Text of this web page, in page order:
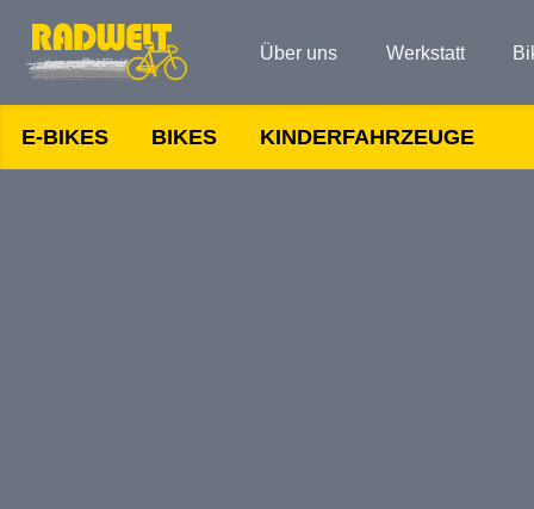
Über uns Werkstatt
E-BIKES BIKES KINDERFAHRZEUGE